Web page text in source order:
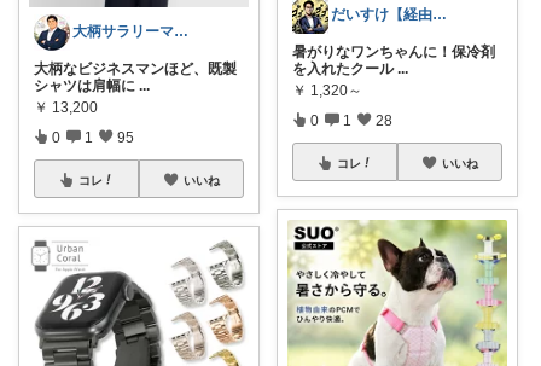
大柄サラリーマンの装い部屋
大柄なビジネスマンほど、既製
シャツは肩幅に ...
￥ 13,200
0 1 95
コレ いいね
だいすけ【経由購入感謝です！】
暑がりなワンちゃんに！保冷剤
を入れたクール ...
￥ 1,320～
0 1 28
コレ いいね